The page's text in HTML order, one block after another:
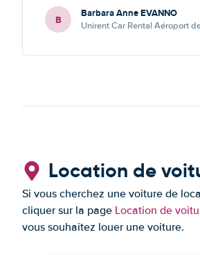
B Barbara Anne EVANNO
Unirent Car Rental Aéroport
Location de
Si vous cherchez une voiture de
cliquer sur la page Location de
vous souhaitez louer une voiture.